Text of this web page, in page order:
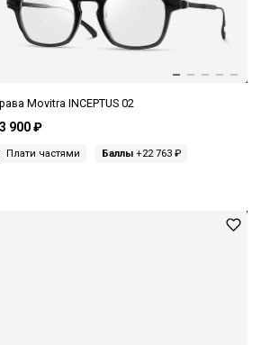
Movitra INCEPTUS 02
900 ₽
Плати частями Баллы+22 763 ₽